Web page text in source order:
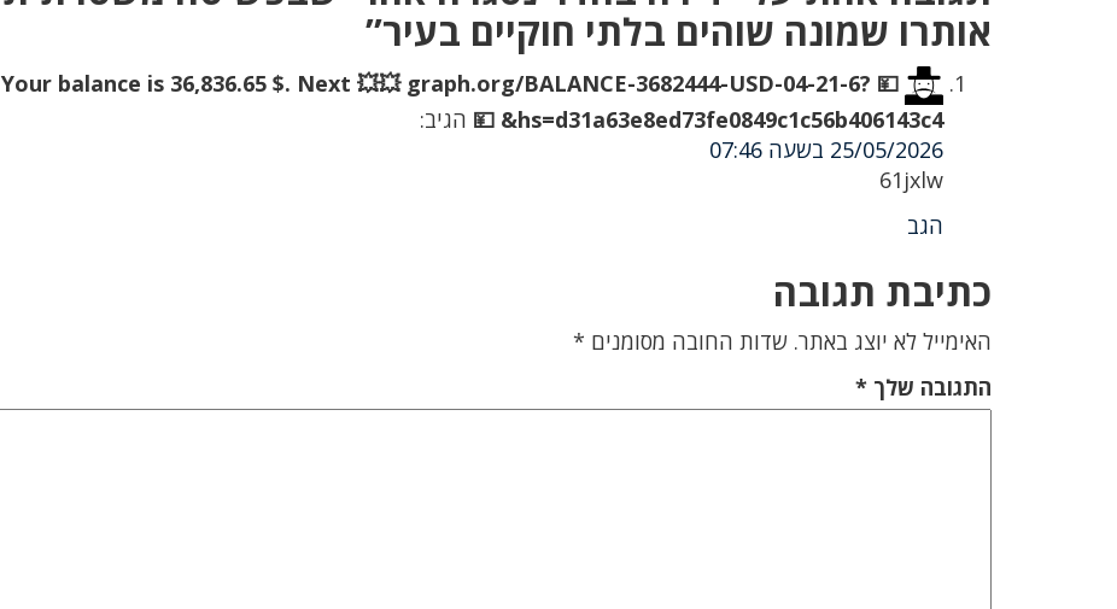
אותרו שמונה שוהים בלתי חוקיים בעיר”
💴 Your balance is 36,836.65 $. Next 💥💥 graph.org/BALANCE-3682444-USD-04-21-6?
hs=d31a63e8ed73fe0849c1c56b406143c4& 💴
הגיב:
25/05/2026 בשעה 07:46
61jxlw
הגב
כתיבת תגובה
האימייל לא יוצג באתר. שדות החובה מסומנים *
התגובה שלך*